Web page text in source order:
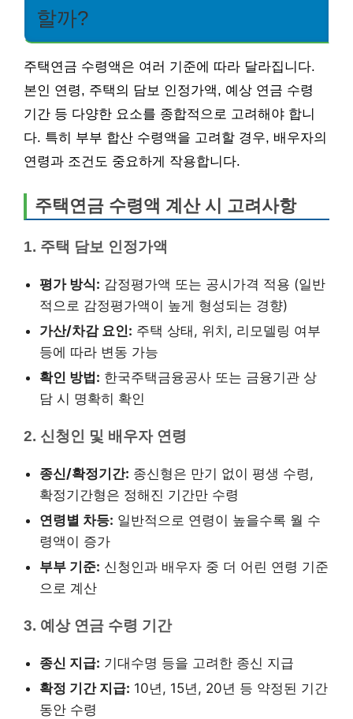
할까?
주택연금 수령액은 여러 기준에 따라 달라집니다.
본인 연령, 주택의 담보 인정가액, 예상 연금 수령
기간 등 다양한 요소를 종합적으로 고려해야 합니
다. 특히 부부 합산 수령액을 고려할 경우, 배우자의
연령과 조건도 중요하게 작용합니다.
주택연금 수령액 계산 시 고려사항
1. 주택 담보 인정가액
평가 방식: 감정평가액 또는 공시가격 적용 (일반
적으로 감정평가액이 높게 형성되는 경향)
가산/차감 요인: 주택 상태, 위치, 리모델링 여부
등에 따라 변동 가능
확인 방법: 한국주택금융공사 또는 금융기관 상
담 시 명확히 확인
2. 신청인 및 배우자 연령
종신/확정기간: 종신형은 만기 없이 평생 수령,
확정기간형은 정해진 기간만 수령
연령별 차등: 일반적으로 연령이 높을수록 월 수
령액이 증가
부부 기준: 신청인과 배우자 중 더 어린 연령 기준
으로 계산
3. 예상 연금 수령 기간
종신 지급: 기대수명 등을 고려한 종신 지급
확정 기간 지급: 10년, 15년, 20년 등 약정된 기간
동안 수령